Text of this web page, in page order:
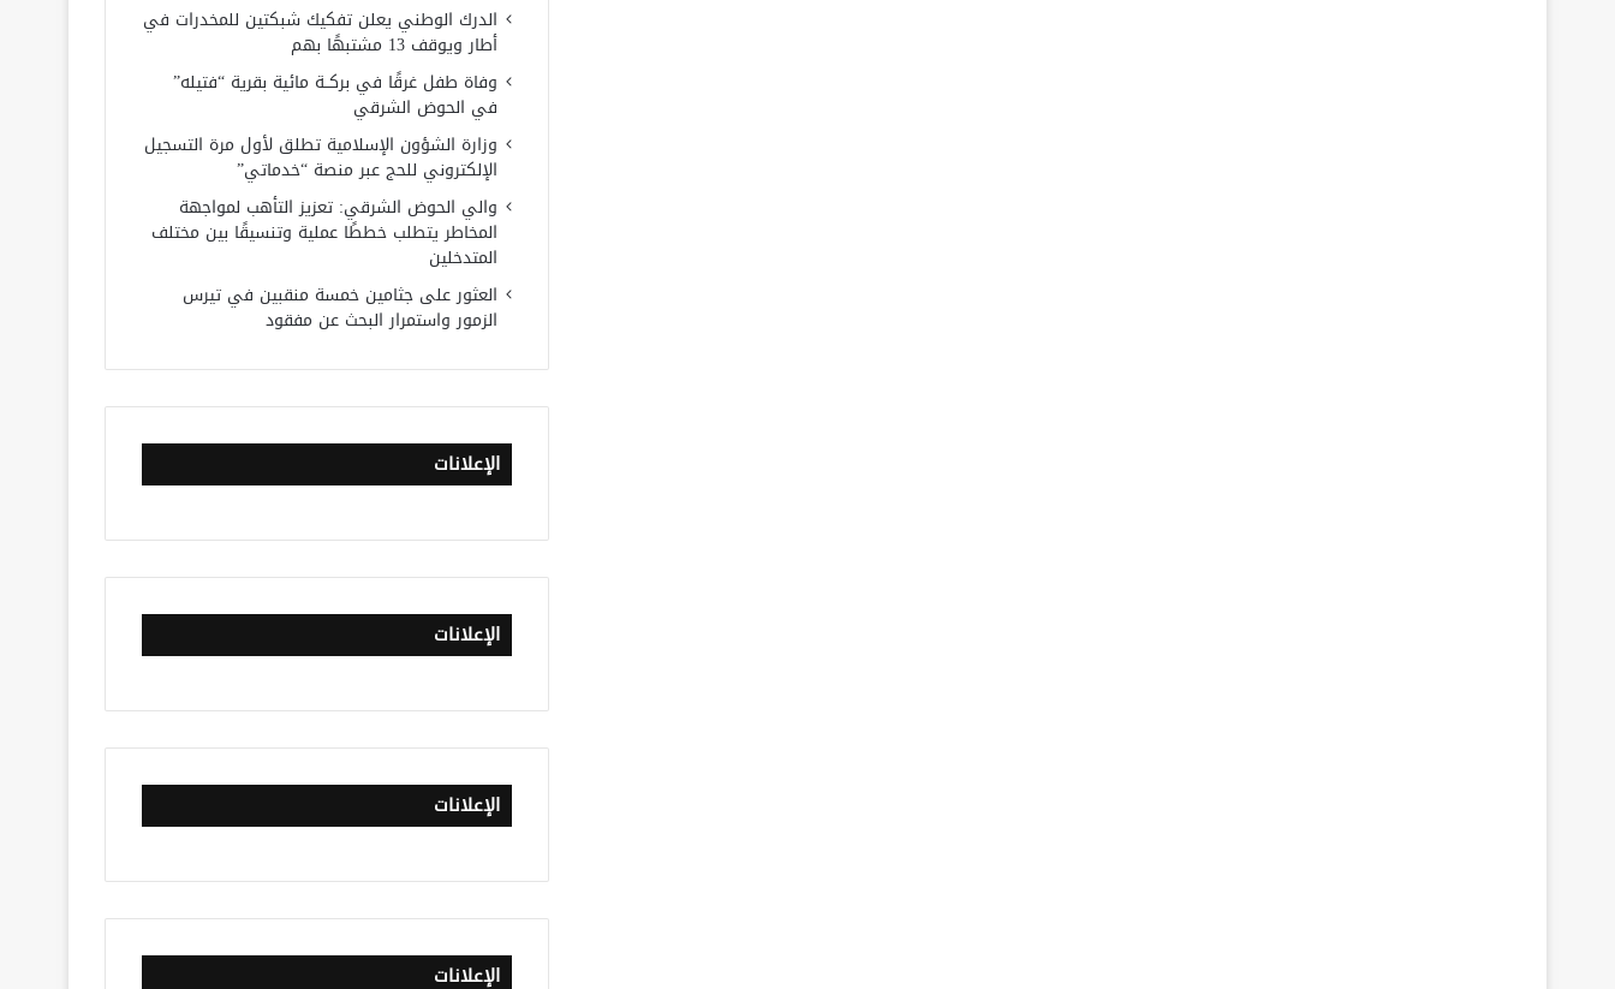
الدرك الوطني يعلن تفكيك شبكتين للمخدرات في
أطار ويوقف 13 مشتبهًا بهم
وفاة طفل غرقًا في بركــة مائية بقرية “فتيله”
في الحوض الشرقي
وزارة الشؤون الإسلامية تطلق لأول مرة التسجيل
الإلكتروني للحج عبر منصة “خدماتي”
والي الحوض الشرقي: تعزيز التأهب لمواجهة
المخاطر يتطلب خططًا عملية وتنسيقًا بين مختلف
المتدخلين
العثور على جثامين خمسة منقبين في تيرس
الزمور واستمرار البحث عن مفقود
الإعلانات
الإعلانات
الإعلانات
الإعلانات